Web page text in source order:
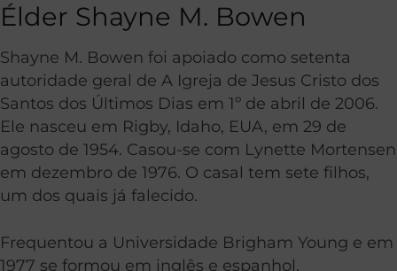
Élder Shayne M. Bowen
Shayne M. Bowen foi apoiado como setenta
autoridade geral de A Igreja de Jesus Cristo dos
Santos dos Últimos Dias em 1º de abril de 2006.
Ele nasceu em Rigby, Idaho, EUA, em 29 de
agosto de 1954. Casou-se com Lynette Mortensen
em dezembro de 1976. O casal tem sete filhos,
um dos quais já falecido.
Frequentou a Universidade Brigham Young e em
1977 se formou em inglês e espanhol.